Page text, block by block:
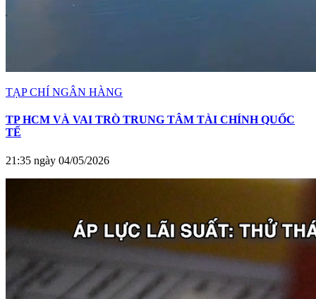
TẠP CHÍ NGÂN HÀNG
TP HCM VÀ VAI TRÒ TRUNG TÂM TÀI CHÍNH QUỐC
TẾ
21:35 ngày 04/05/2026